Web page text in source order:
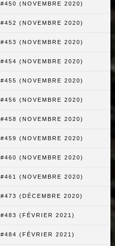
#450 (NOVEMBRE 2020)
#452 (NOVEMBRE 2020)
#453 (NOVEMBRE 2020)
#454 (NOVEMBRE 2020)
#455 (NOVEMBRE 2020)
#456 (NOVEMBRE 2020)
#458 (NOVEMBRE 2020)
#459 (NOVEMBRE 2020)
#460 (NOVEMBRE 2020)
#461 (NOVEMBRE 2020)
#473 (DÉCEMBRE 2020)
#483 (FÉVRIER 2021)
#484 (FÉVRIER 2021)